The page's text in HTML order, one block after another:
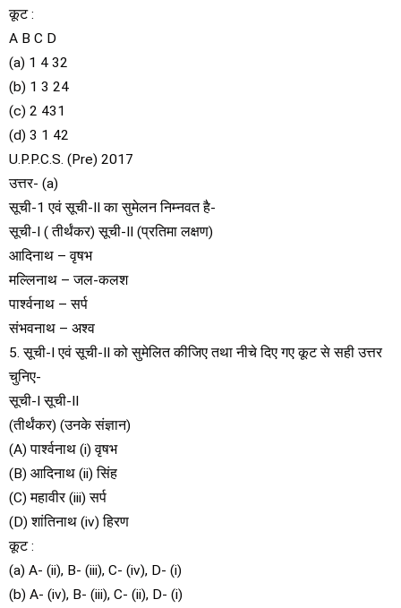
कूट :
A B C D
(a) 1 4 32
(b) 1 3 24
(c) 2 431
(d) 3 1 42
U.P.P.C.S. (Pre) 2017
उत्तर- (a)
सूची-1 एवं सूची-II का सुमेलन निम्नवत है-
सूची-I ( तीर्थंकर) सूची-II (प्रतिमा लक्षण)
आदिनाथ – वृषभ
मल्लिनाथ – जल-कलश
पार्श्वनाथ – सर्प
संभवनाथ – अश्व
5. सूची-I एवं सूची-II को सुमेलित कीजिए तथा नीचे दिए गए कूट से सही उत्तर
चुनिए-
सूची-I सूची-II
(तीर्थंकर) (उनके संज्ञान)
(A) पार्श्वनाथ (i) वृषभ
(B) आदिनाथ (ii) सिंह
(C) महावीर (iii) सर्प
(D) शांतिनाथ (iv) हिरण
कूट :
(a) A- (ii), B- (iii), C- (iv), D- (i)
(b) A- (iv), B- (iii), C- (ii), D- (i)